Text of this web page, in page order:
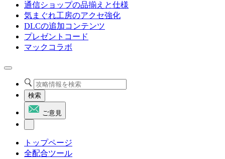
通信ショップの品揃えと仕様
気まぐれ工房のアクセ強化
DLCの追加コンテンツ
プレゼントコード
マックコラボ
検索
ご意見
トップページ
全配合ツール